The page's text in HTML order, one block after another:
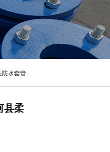
防水套管
县柔